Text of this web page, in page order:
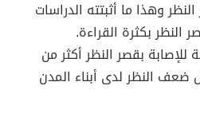
وهذا ما أثبتته الدراسات
النظر بكثرة القراءة.
للإصابة بقصر النظر أكثر من
ضعف النظر لدى أبناء المدن